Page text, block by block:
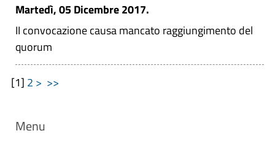
Martedì, 05 Dicembre 2017.
II convocazione causa mancato raggiungimento del
quorum
[1] 2 > >>
Menu